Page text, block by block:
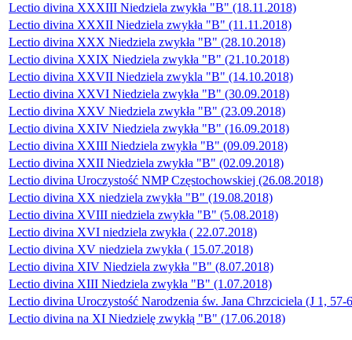
Lectio divina XXXIII Niedziela zwykła "B" (18.11.2018)
Lectio divina XXXII Niedziela zwykła "B" (11.11.2018)
Lectio divina XXX Niedziela zwykła "B" (28.10.2018)
Lectio divina XXIX Niedziela zwykła "B" (21.10.2018)
Lectio divina XXVII Niedziela zwykla "B" (14.10.2018)
Lectio divina XXVI Niedziela zwykła "B" (30.09.2018)
Lectio divina XXV Niedziela zwykła "B" (23.09.2018)
Lectio divina XXIV Niedziela zwykła "B" (16.09.2018)
Lectio divina XXIII Niedziela zwykła "B" (09.09.2018)
Lectio divina XXII Niedziela zwykła "B" (02.09.2018)
Lectio divina Uroczystość NMP Częstochowskiej (26.08.2018)
Lectio divina XX niedziela zwykła "B" (19.08.2018)
Lectio divina XVIII niedziela zwykła "B" (5.08.2018)
Lectio divina XVI niedziela zwykła ( 22.07.2018)
Lectio divina XV niedziela zwykła ( 15.07.2018)
Lectio divina XIV Niedziela zwykła "B" (8.07.2018)
Lectio divina XIII Niedziela zwykła "B" (1.07.2018)
Lectio divina Uroczystość Narodzenia św. Jana Chrzciciela (J 1, 57-
Lectio divina na XI Niedzielę zwykłą "B" (17.06.2018)